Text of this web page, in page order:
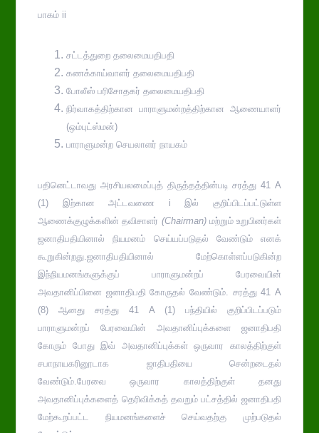
பாகம் ii
சட்டத்துறை தலைமையதிபதி
கணக்காய்வாளர் தலைமையதிபதி
போலீஸ் பரிசோதகர் தலைமையதிபதி
நிர்வாகத்திற்கான பாராளுமன்றத்திற்கான ஆணையாளர்
(ஒம்புட்ஸ்மன்)
பாராளுமன்ற செயலாளர் நாயகம்
பதினெட்டாவது அரசியலமைப்புத் திருத்தத்தின்படி சரத்து 41 A
(1) இற்கான அட்டவணை i இல் குறிப்பிடப்பட்டுள்ள
ஆணைக்குழுக்களின் தவிசாளர் (Chairman) மற்றும் உறுபினர்கள்
ஜனாதிபதியினால் நியமனம் செய்யப்படுதல் வேண்டும் எனக்
கூறுகின்றது.ஜனாதிபதியினால் மேற்கொள்ளப்படுகின்ற
இந்நியமனங்களுக்குப் பாராளுமன்றப் பேரவையின்
அவதானிப்பினை ஜனாதிபதி கோருதல் வேண்டும். சரத்து 41 A
(8) ஆனது சரத்து 41 A (1) பந்தியில் குறிப்பிடப்படும்
பாராளுமன்றப் பேரவையின் அவதானிப்புக்களை ஜனாதிபதி
கோரும் போது இவ் அவதானிப்புக்கள் ஒருவார காலத்திற்குள்
சபாநாயகரினூடாக ஜாதிபதியை சென்றடைதல்
வேண்டும்.பேரவை ஒருவார காலத்திற்குள் தனது
அவதானிப்புக்களைத் தெரிவிக்கத் தவறும் பட்சத்தில் ஜனாதிபதி
மேற்கூறப்பட்ட நியமனங்களைச் செய்வதற்கு முற்படுதல்